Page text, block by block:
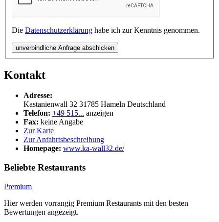
Die Datenschutzerklärung habe ich zur Kenntnis genommen.
unverbindliche Anfrage abschicken
Kontakt
Adresse:
Kastanienwall 32 31785 Hameln Deutschland
Telefon: +49 515... anzeigen
Fax: keine Angabe
Zur Karte
Zur Anfahrtsbeschreibung
Homepage: www.ka-wall32.de/
Beliebte Restaurants
Premium
Hier werden vorrangig Premium Restaurants mit den besten
Bewertungen angezeigt.